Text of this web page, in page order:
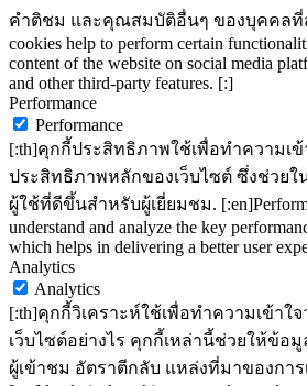
คำติชม และคุณสมบัติอื่นๆ ของบุคคลที่ส
cookies help to perform certain
content of the website on social media
and other third-party features. [:]
Performance
Performance
[:th]คุกกี้ประสิทธิภาพใช้เพื่อทำความเ
ประสิทธิภาพหลักของเว็บไซต์ ซึ่งช่วย
ผู้ใช้ที่ดีขึ้นสำหรับผู้เยี่ยมชม.
understand and analyze the key
which helps in delivering a better user
Analytics
Analytics
[:th]คุกกี้วิเคราะห์ใช้เพื่อทำความเข้าใ
เว็บไซต์อย่างไร คุกกี้เหล่านี้ช่วยให้ข้อ
ผู้เข้าชม อัตราตีกลับ แหล่งที่มาของการ